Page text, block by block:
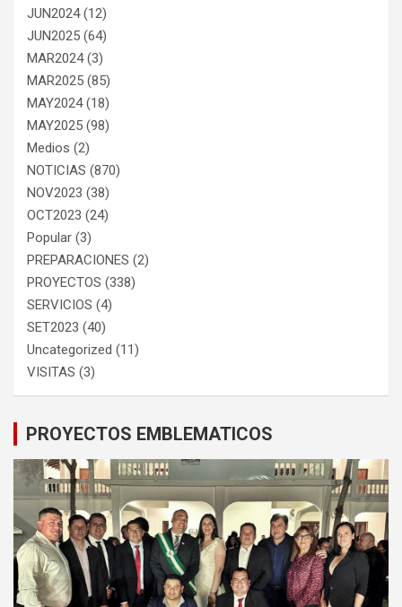
JUN2024(12)
JUN2025 (64)
MAR2024(3)
MAR2025 (85)
MAY2024(18)
MAY2025 (98)
Medios (2)
NOTICIAS (870)
NOV2023 (38)
OCT2023 (24)
Popular (3)
PREPARACIONES (2)
PROYECTOS (338)
SERVICIOS (4)
SET2023 (40)
Uncategorized (11)
VISITAS (3)
PROYECTOS EMBLEMATICOS